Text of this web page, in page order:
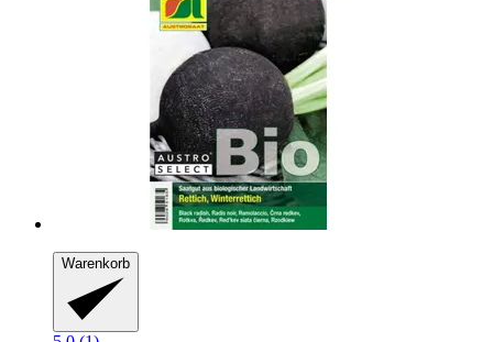
Warenkorb